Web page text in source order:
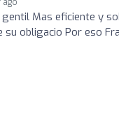
Mas eficiente y
obligacio Por eso